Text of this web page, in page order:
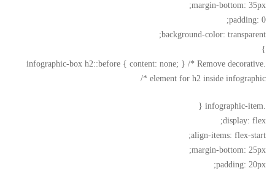
margin-bottom: 35px;
padding: 0;
background-color: transparent;
}
.infographic-box h2::before { content: none; } /* Remove decorative
element for h2 inside infographic */
.infographic-item {
display: flex;
align-items: flex-start;
margin-bottom: 25px;
padding: 20px;